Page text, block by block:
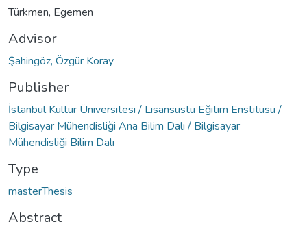
Türkmen, Egemen
Advisor
Şahingöz, Özgür Koray
Publisher
İstanbul Kültür Üniversitesi / Lisansüstü Eğitim Enstitüsü /
Bilgisayar Mühendisliği Ana Bilim Dalı / Bilgisayar
Mühendisliği Bilim Dalı
Type
masterThesis
Abstract